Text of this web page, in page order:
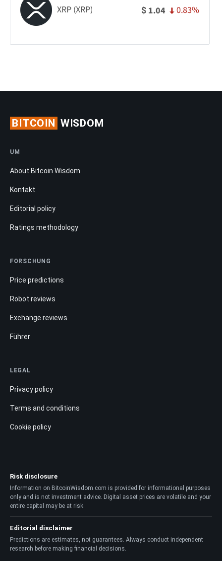
XRP (XRP) $ 1.04 0.83%
BITCOIN WISDOM
UM
About Bitcoin Wisdom
Kontakt
Editorial policy
Ratings methodology
FORSCHUNG
Price predictions
Robot reviews
Exchange reviews
Führer
LEGAL
Privacy policy
Terms and conditions
Cookie policy
Risk disclosure
Information on BitcoinWisdom.com is provided for informational purposes
only and is not investment advice. Digital asset prices are volatile and your
entire capital may be at risk.
Editorial disclaimer
Predictions are estimates, not guarantees. Always conduct independent
research before making financial decisions.